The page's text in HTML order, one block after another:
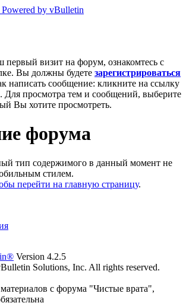
первый визит на форум, ознакомтесь с
Вы должны будете зарегистрироваться
написать сообщение: кликните на ссылку
Для просмотра тем и сообщений, выберите
Вы хотите просмотреть.
форума
тип содержимого в данный момент не
стилем.
перейти на главную страницу.
Version 4.2.5
Solutions, Inc. All rights reserved.
с форума "Чистые врата",